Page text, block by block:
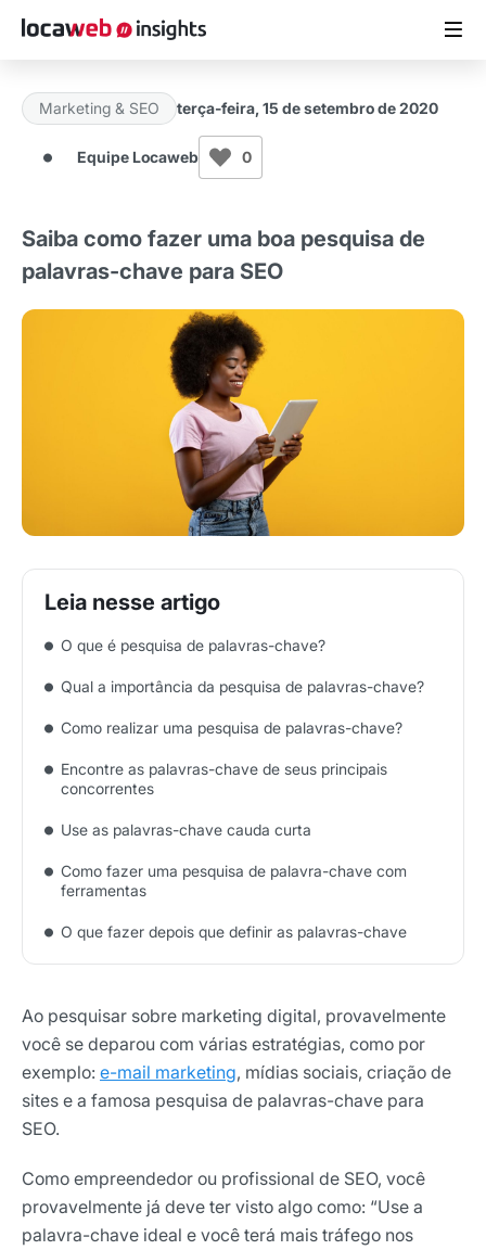
ARTIGOS
MATERIAIS GRATUITOS
ESTUDOS
CASES DE SUCESSO
LOCAWEB.COM.BR
Marketing & SEO terça-feira, 15 de setembro de 2020
Equipe Locaweb 0
Saiba como fazer uma boa pesquisa de
palavras-chave para SEO
O que é pesquisa de palavras-chave?
Qual a importância da pesquisa de palavras-chave?
Como realizar uma pesquisa de palavras-chave?
Encontre as palavras-chave de seus principais
concorrentes
Use as palavras-chave cauda curta
Como fazer uma pesquisa de palavra-chave com
ferramentas
O que fazer depois que definir as palavras-chave
Ao pesquisar sobre marketing digital, provavelmente
você se deparou com várias estratégias, como por
exemplo: e-mail marketing, mídias sociais, criação de
sites e a famosa pesquisa de palavras-chave para
SEO.
Como empreendedor ou profissional de SEO, você
provavelmente já deve ter visto algo como: “Use a
palavra-chave ideal e você terá mais tráfego nos